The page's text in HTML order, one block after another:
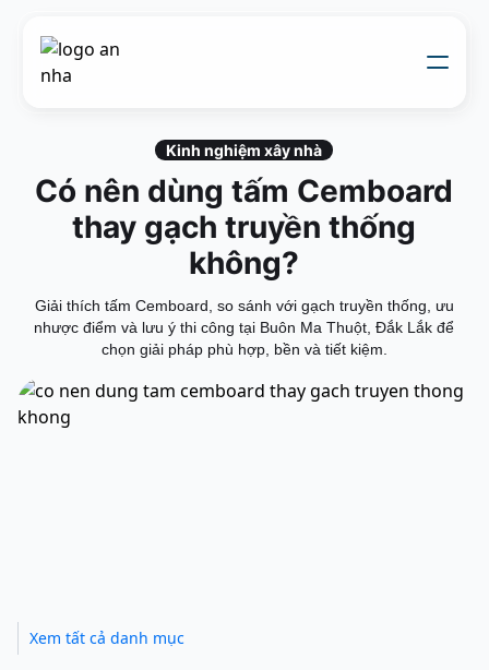
Dự án
Nhật kí thi công
Mẫu nhà
Kinh nghiệm xây nhà
Có nên dùng tấm Cemboard
thay gạch truyền thống
không?
Giải thích tấm Cemboard, so sánh với gạch truyền thống, ưu
nhược điểm và lưu ý thi công tại Buôn Ma Thuột, Đắk Lắk để
chọn giải pháp phù hợp, bền và tiết kiệm.
Xem tất cả danh mục